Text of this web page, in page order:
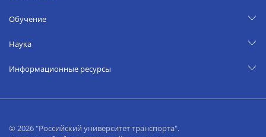
Обучение
Наука
Информационные ресурсы
© 2026 "Российский университет транспорта".